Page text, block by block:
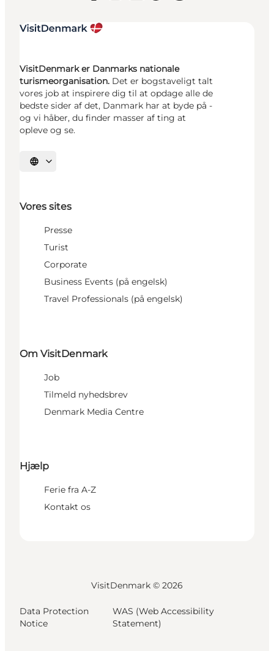
VisitDenmark er Danmarks nationale
turismeorganisation. Det er bogstaveligt talt
vores job at inspirere dig til at opdage alle de
bedste sider af det, Danmark har at byde på -
og vi håber, du finder masser af ting at
opleve og se.
Vælg sprog
Vores sites
Presse
Turist
Corporate
Business Events (på engelsk)
Travel Professionals (på engelsk)
Om VisitDenmark
Job
Tilmeld nyhedsbrev
Denmark Media Centre
Hjælp
Ferie fra A-Z
Kontakt os
VisitDenmark © 2026
Data Protection
Notice
WAS (Web Accessibility
Statement)